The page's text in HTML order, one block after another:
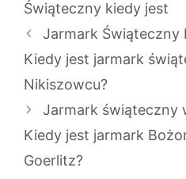
Świąteczny kiedy jest
Jarmark Świąteczny
Kiedy jest jarmark
Nikiszowcu?
Jarmark świąteczny
Kiedy jest jarmark
Goerlitz?